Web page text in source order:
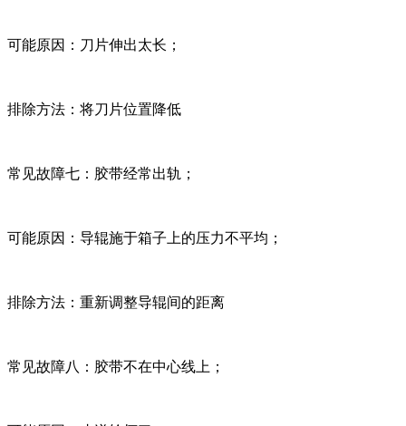
可能原因：刀片伸出太长；
排除方法：将刀片位置降低
常见故障七：胶带经常出轨；
可能原因：导辊施于箱子上的压力不平均；
排除方法：重新调整导辊间的距离
常见故障八：胶带不在中心线上；